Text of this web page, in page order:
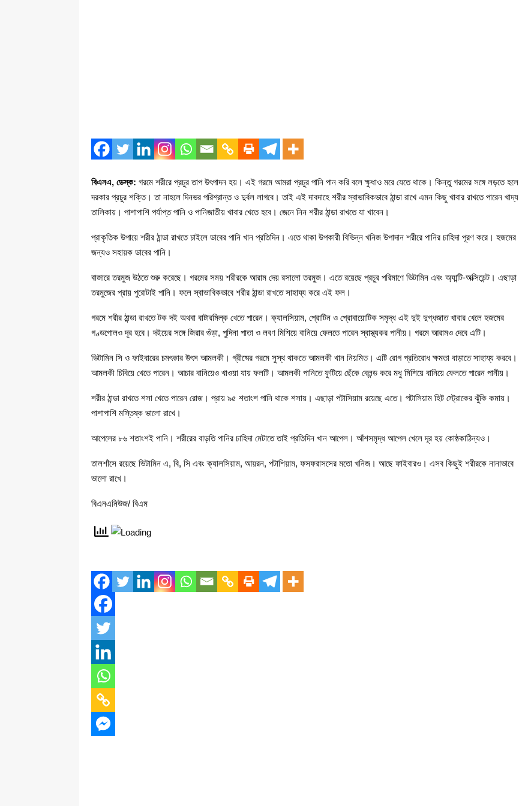
বিএনএ, ডেস্ক: গরমে শরীরে প্রচুর তাপ উৎপাদন হয়। এই গরমে আমরা প্রচুর পানি পান করি বলে ক্ষুধাও মরে যেতে থাকে। কিন্তু গরমের সঙ্গে লড়তে হলে
দরকার প্রচুর শক্তি। তা নাহলে দিনভর পরিশ্রান্ত ও দুর্বল লাগবে। তাই এই দাবদাহে শরীর স্বাভাবিকভাবে ঠান্ডা রাখে এমন কিছু খাবার রাখতে পারেন খাদ্য
তালিকায়। পাশাপাশি পর্যাপ্ত পানি ও পানিজাতীয় খাবার খেতে হবে। জেনে নিন শরীর ঠান্ডা রাখতে যা খাবেন।
প্রাকৃতিক উপায়ে শরীর ঠান্ডা রাখতে চাইলে ডাবের পানি খান প্রতিদিন। এতে থাকা উপকারী বিভিন্ন খনিজ উপাদান শরীরে পানির চাহিদা পূরণ করে। হজমের
জন্যও সহায়ক ডাবের পানি।
বাজারে তরমুজ উঠতে শুরু করেছে। গরমের সময় শরীরকে আরাম দেয় রসালো তরমুজ। এতে রয়েছে প্রচুর পরিমাণে ভিটামিন এবং অ্যান্টি-অক্সিডেন্ট। এছাড়া
তরমুজের প্রায় পুরোটাই পানি। ফলে স্বাভাবিকভাবে শরীর ঠান্ডা রাখতে সাহায্য করে এই ফল।
গরমে শরীর ঠান্ডা রাখতে টক দই অথবা বাটারমিল্ক খেতে পারেন। ক্যালসিয়াম, প্রোটিন ও প্রোবায়োটিক সমৃদ্ধ এই দুই দুগ্ধজাত খাবার খেলে হজমের
গণ্ডগোলও দূর হবে। দইয়ের সঙ্গে জিরার গুঁড়া, পুদিনা পাতা ও লবণ মিশিয়ে বানিয়ে ফেলতে পারেন স্বাস্থ্যকর পানীয়। গরমে আরামও দেবে এটি।
ভিটামিন সি ও ফাইবারের চমৎকার উৎস আমলকী। গ্রীষ্মের গরমে সুস্থ থাকতে আমলকী খান নিয়মিত। এটি রোগ প্রতিরোধ ক্ষমতা বাড়াতে সাহায্য করবে।
আমলকী চিবিয়ে খেতে পারেন। আচার বানিয়েও খাওয়া যায় ফলটি। আমলকী পানিতে ফুটিয়ে ছেঁকে ব্লেন্ড করে মধু মিশিয়ে বানিয়ে ফেলতে পারেন পানীয়।
শরীর ঠান্ডা রাখতে শসা খেতে পারেন রোজ। প্রায় ৯৫ শতাংশ পানি থাকে শসায়। এছাড়া পটাসিয়াম রয়েছে এতে। পটাসিয়াম হিট স্ট্রোকের ঝুঁকি কমায়।
পাশাপাশি মস্তিষ্ক ভালো রাখে।
আপেলের ৮৬ শতাংশই পানি। শরীরের বাড়তি পানির চাহিদা মেটাতে তাই প্রতিদিন খান আপেল। আঁশসমৃদ্ধ আপেল খেলে দূর হয় কোষ্ঠকাঠিন্যও।
তালশাঁসে রয়েছে ভিটামিন এ, বি, সি এবং ক্যালসিয়াম, আয়রন, পটাশিয়াম, ফসফরাসসের মতো খনিজ। আছে ফাইবারও। এসব কিছুই শরীরকে নানাভাবে
ভালো রাখে।
বিএনএনিউজ/ বিএম